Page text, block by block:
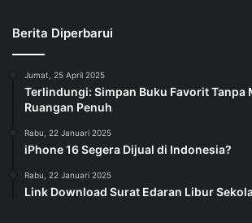
Berita Diperbarui
Jumat, 25 April 2025
Terlindungi: Simpan Buku Favorit Tanpa
Ruangan Penuh
Rabu, 22 Januari 2025
iPhone 16 Segera Dijual di Indonesia?
Rabu, 22 Januari 2025
Link Download Surat Edaran Libur